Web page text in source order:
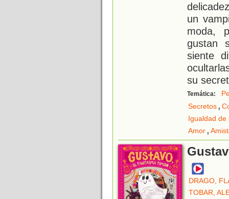
un
moda,
gustan
siente
su
Temática:
Secretos,
Igualdad de
Amor,
DRAGO,
TOBAR,